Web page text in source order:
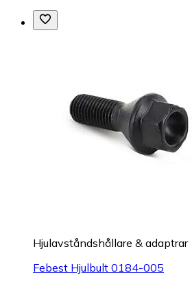
Hjulavståndshållare & adaptrar
Febest Hjulbult 0184-005